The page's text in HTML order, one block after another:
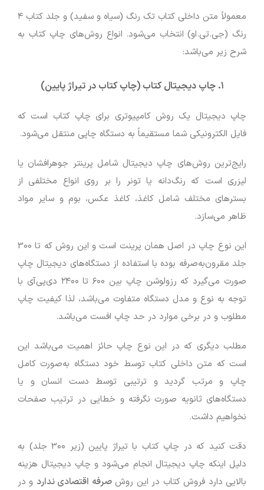
معمولاً متن داخلی کتاب تک رنگ (سیاه و سفید) و جلد کتاب ۴
رنگ (جی.تی.او) انتخاب می‌شود. انواع روش‌های چاپ کتاب به
شرح زیر می‌باشد:
۱.چاپ دیجیتال کتاب (چاپ کتاب در تیراژ پایین)
چاپ دیجیتال یک روش کامپیوتری برای چاپ کتاب است که
فایل الکترونیکی شما مستقیماً به دستگاه چاپی منتقل می‌شود.
رایج‌ترین روش‌های چاپ دیجیتال شامل پرینتر جوهرافشان یا
لیزری است که رنگ‌دانه یا تونر را بر روی انواع مختلفی از
بسترهای مختلف شامل کاغذ، کاغذ عکس، بوم و سایر مواد
ظاهر می‌سازد.
این نوع چاپ در اصل همان پرینت است و این روش که تا 300
جلد مقرون‌به‌صرفه بوده با استفاده از دستگاه‌های دیجیتال چاپ
صورت می‌گیرد که رزولوشن چاپ بین ۶۰۰ تا ۲۴۰۰ دی‌پی‌آی با
توجه به نوع و مدل دستگاه متفاوت می‌باشد، لذا کیفیت چاپ
مطلوب و در برخی موارد در حد چاپ افست می‌باشد.
مطلب دیگری که در این نوع چاپ حائز اهمیت می‌باشد این
است که متن داخلی کتاب توسط خود دستگاه به‌صورت کامل
چاپ و مرتب گردید و ترتیبی توسط دست انسان و یا
دستگاه‌های ثانویه صورت نگرفته و خطایی در ترتیب صفحات
نخواهیم داشت.
دقت کنید که در چاپ کتاب با تیراژ پایین (زیر 3۰۰ جلد) به
دلیل اینکه چاپ دیجیتال انجام می‌شود و چاپ دیجیتال هزینه
بالایی دارد فروش کتاب در این روشصرفه اقتصادی ندارد و در